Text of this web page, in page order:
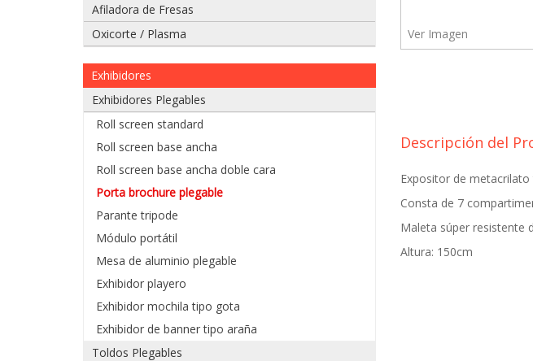
Si tiene un video del problema que tiene envielo a nuestro whatsapp:
975 628 067
975 628 609
Enviar
Afiladora de Fresas
Oxicorte / Plasma
Exhibidores
Exhibidores Plegables
Roll screen standard
Roll screen base ancha
Roll screen base ancha doble cara
Porta brochure plegable
Parante tripode
Módulo portátil
Mesa de aluminio plegable
Exhibidor playero
Exhibidor mochila tipo gota
Exhibidor de banner tipo araña
Toldos Plegables
Ver Imagen
Descripción del
Expositor de
Consta de 7
Maleta súper resistente
Altura: 150cm